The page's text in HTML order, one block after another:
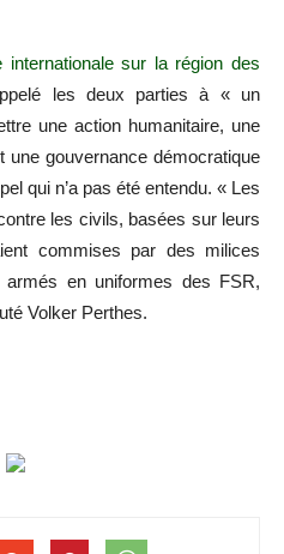
internationale sur la région des
les deux parties à « un
une action humanitaire, une
une gouvernance démocratique
qui n’a pas été entendu. « Les
les civils, basées sur leurs
commises par des milices
en uniformes des FSR,
Volker Perthes.